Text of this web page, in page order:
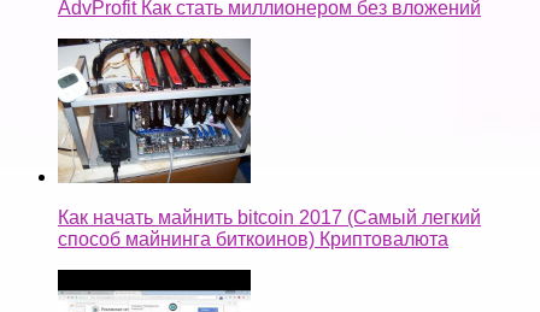
AdvProfit Как стать миллионером без вложений
Как начать майнить bitcoin 2017 (Самый легкий
способ майнинга биткоинов) Криптовалюта